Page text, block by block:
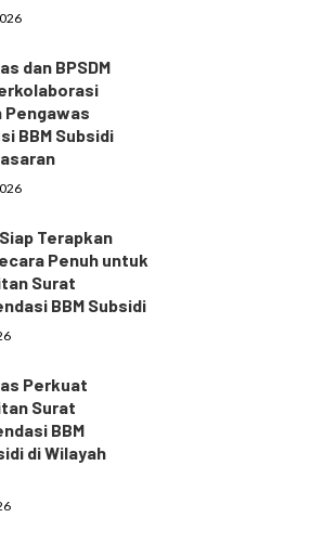
dan BPSDM
Pengawas
BBM Subsidi
Terapkan
Penuh untuk
Surat
BBM Subsidi
Perkuat
Surat
BBM
di Wilayah